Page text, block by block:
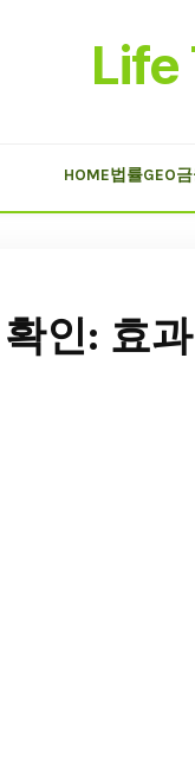
Life
HOME법률GEO
인: 효